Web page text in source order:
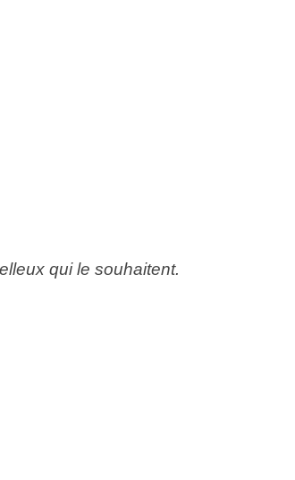
qui le souhaitent.